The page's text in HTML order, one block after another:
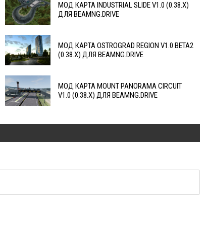
МОД КАРТА INDUSTRIAL SLIDE V1.0 (0.38.X)
ДЛЯ BEAMNG.DRIVE
МОД КАРТА OSTROGRAD REGION V1.0 BETA2
(0.38.X) ДЛЯ BEAMNG.DRIVE
МОД КАРТА MOUNT PANORAMA CIRCUIT
V1.0 (0.38.X) ДЛЯ BEAMNG.DRIVE